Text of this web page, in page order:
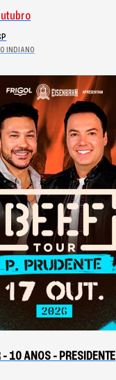
INDIANO
- 10 ANOS - PRESIDENTE